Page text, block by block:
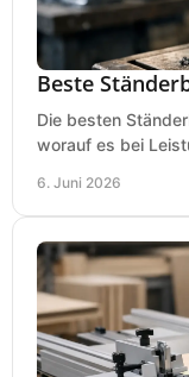
Beste
Die besten
worauf es bei
6. Juni 2026